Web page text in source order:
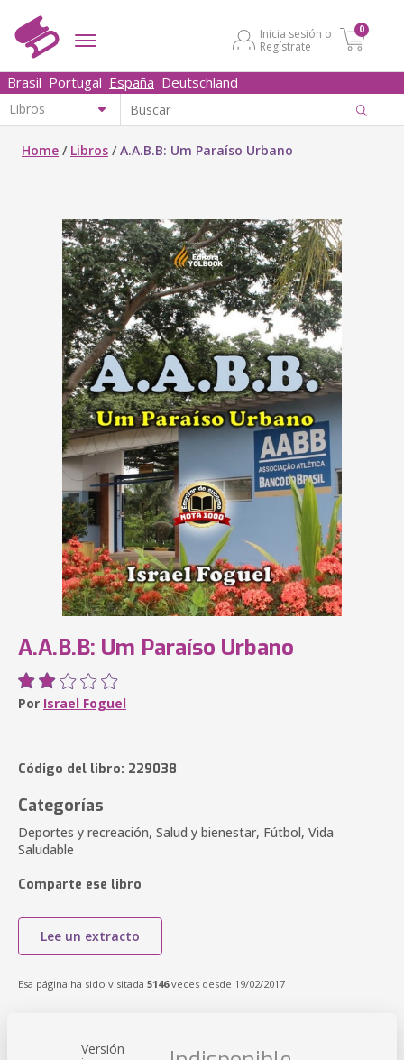
Inicia sesión o
Regístrate
0
Brasil Portugal España Deutschland
Home / Libros /A.A.B.B: Um Paraíso Urbano
A.A.B.B: Um Paraíso Urbano
Por Israel Foguel
Código del libro: 229038
Categorías
Deportes y recreación, Salud y bienestar, Fútbol, Vida
Saludable
Comparte ese libro
Lee un extracto
Esa página ha sido visitada 5146veces desde 19/02/2017
Versión